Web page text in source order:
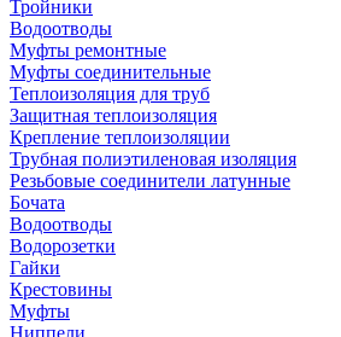
Тройники
Водоотводы
Муфты ремонтные
Муфты соединительные
Теплоизоляция для труб
Защитная теплоизоляция
Крепление теплоизоляции
Трубная полиэтиленовая изоляция
Резьбовые соединители латунные
Бочата
Водоотводы
Водорозетки
Гайки
Крестовины
Муфты
Ниппели